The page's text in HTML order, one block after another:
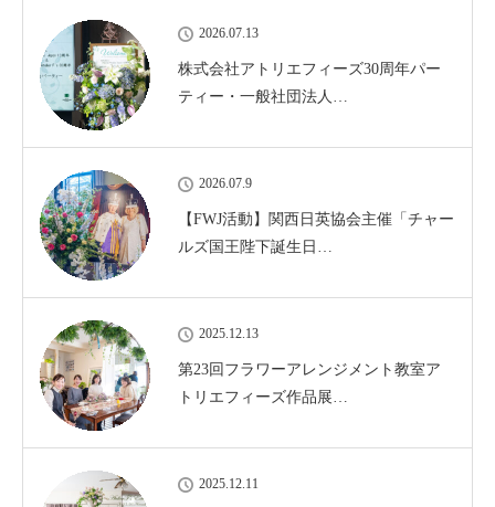
2026.07.13
株式会社アトリエフィーズ30周年パー
ティー・一般社団法人…
2026.07.9
【FWJ活動】関西日英協会主催「チャー
ルズ国王陛下誕生日…
2025.12.13
第23回フラワーアレンジメント教室ア
トリエフィーズ作品展…
2025.12.11